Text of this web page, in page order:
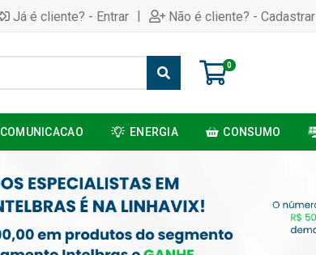
Já é cliente? - Entrar | Não é cliente? - Cadastrar
0
COMUNICACAO ENERGIA CONSUMO